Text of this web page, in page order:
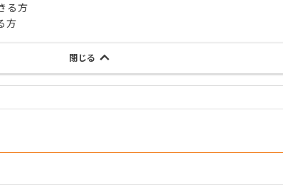
る方
方
閉じる